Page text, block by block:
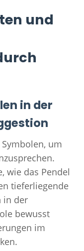
und
in der
um
wie das Pendel
tieferliegende
in der
bewusst
im